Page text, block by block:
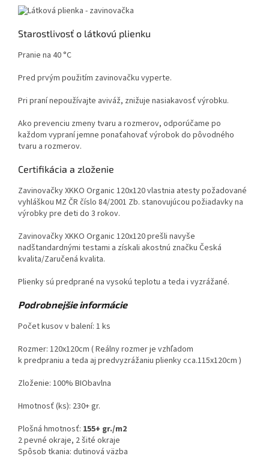
Starostlivosť o látkovú plienku
Pranie na 40 °C
Pred prvým použitím zavinovačku vyperte.
Pri praní nepoužívajte aviváž, znižuje nasiakavosť výrobku.
Ako prevenciu zmeny tvaru a rozmerov, odporúčame po
každom vypraní jemne ponaťahovať výrobok do pôvodného
tvaru a rozmerov.
Certifikácia a zloženie
Zavinovačky XKKO Organic 120x120 vlastnia atesty požadované
vyhláškou MZ ČR číslo 84/2001 Zb. stanovujúcou požiadavky na
výrobky pre deti do 3 rokov.
Zavinovačky XKKO Organic 120x120 prešli navyše
nadštandardnými testami a získali akostnú značku Česká
kvalita/Zaručená kvalita.
Plienky sú predprané na vysokú teplotu a teda i vyzrážané.
Podrobnejšie informácie
Počet kusov v balení: 1 ks
Rozmer: 120x120cm ( Reálny rozmer je vzhľadom
k predpraniu a teda aj predvyzrážaniu plienky cca.115x120cm )
Zloženie: 100% BIObavlna
Hmotnosť (ks): 230+gr.
Plošná hmotnosť: 155+ gr./m2
2 pevné okraje, 2 šité okraje
Spôsob tkania: dutinová väzba